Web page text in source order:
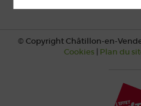
© Copyright Châtillon-en-
Cookies| Plan du